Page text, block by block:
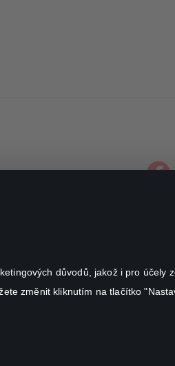
důvodů, jakož i pro účely
změnit kliknutím na tlačítko
facebook
Canal+